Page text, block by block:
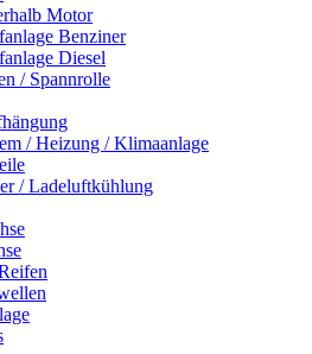
Motor
Benziner
Diesel
/ Spannrolle
/ Heizung / Klimaanlage
/ Ladeluftkühlung